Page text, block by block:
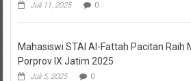
Juli 11, 2025 0
Mahasiswi STAI Al-Fattah Pacitan Raih
Porprov IX Jatim 2025
Juli 5, 2025 0